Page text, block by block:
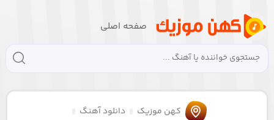
صفحه اصلی
کهن موزیک
دانلود آهنگ